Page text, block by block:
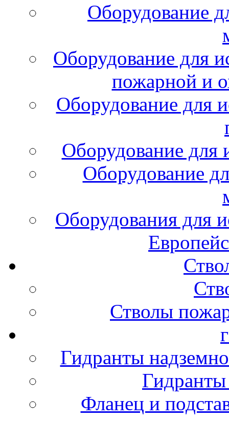
Оборудование
Оборудование для
пожарной и
Оборудование для
Оборудование для
Оборудование
Оборудования для
Стволы
Гидранты
Фланец и